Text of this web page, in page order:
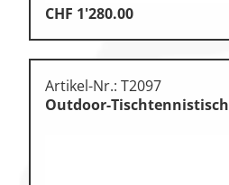
CHF 1'280.00
Artikel-Nr.: T2097
Outdoor-Tischtennistisch